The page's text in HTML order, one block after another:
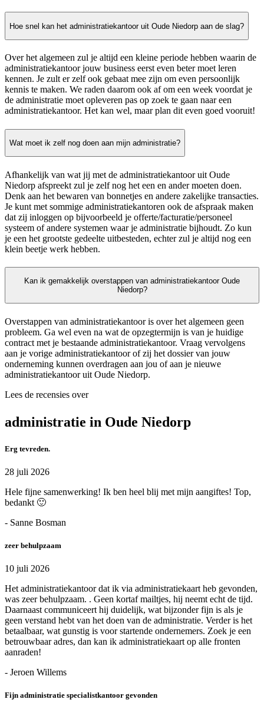
Hoe snel kan het administratiekantoor uit Oude Niedorp aan de slag?
Over het algemeen zul je altijd een kleine periode hebben waarin de
administratiekantoor jouw business eerst even beter moet leren
kennen. Je zult er zelf ook gebaat mee zijn om even persoonlijk
kennis te maken. We raden daarom ook af om een week voordat je
de administratie moet opleveren pas op zoek te gaan naar een
administratiekantoor. Het kan wel, maar plan dit even goed vooruit!
Wat moet ik zelf nog doen aan mijn administratie?
Afhankelijk van wat jij met de administratiekantoor uit Oude
Niedorp afspreekt zul je zelf nog het een en ander moeten doen.
Denk aan het bewaren van bonnetjes en andere zakelijke transacties.
Je kunt met sommige administratiekantoren ook de afspraak maken
dat zij inloggen op bijvoorbeeld je offerte/facturatie/personeel
systeem of andere systemen waar je administratie bijhoudt. Zo kun
je een het grootste gedeelte uitbesteden, echter zul je altijd nog een
klein beetje werk hebben.
Kan ik gemakkelijk overstappen van administratiekantoor Oude
Niedorp?
Overstappen van administratiekantoor is over het algemeen geen
probleem. Ga wel even na wat de opzegtermijn is van je huidige
contract met je bestaande administratiekantoor. Vraag vervolgens
aan je vorige administratiekantoor of zij het dossier van jouw
onderneming kunnen overdragen aan jou of aan je nieuwe
administratiekantoor uit Oude Niedorp.
Lees de recensies over
administratie in Oude Niedorp
Erg tevreden.
28 juli 2026
Hele fijne samenwerking! Ik ben heel blij met mijn aangiftes! Top,
bedankt 🙂
- Sanne Bosman
zeer behulpzaam
10 juli 2026
Het administratiekantoor dat ik via administratiekaart heb gevonden,
was zeer behulpzaam. . Geen kortaf mailtjes, hij neemt echt de tijd.
Daarnaast communiceert hij duidelijk, wat bijzonder fijn is als je
geen verstand hebt van het doen van de administratie. Verder is het
betaalbaar, wat gunstig is voor startende ondernemers. Zoek je een
betrouwbaar adres, dan kan ik administratiekaart op alle fronten
aanraden!
- Jeroen Willems
Fijn administratie specialistkantoor gevonden